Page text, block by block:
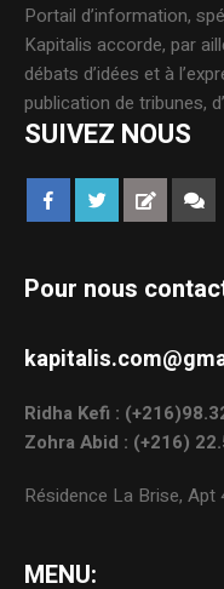
Portail d’information,
Kapitalis accorde, par
débats d’idées et à
publication de tribunes,
SUIVEZ NOUS
Pour nous
Ridha Kefi :
Zohra Abid : (+216)
Résidence La Brise, Apt
MENU: